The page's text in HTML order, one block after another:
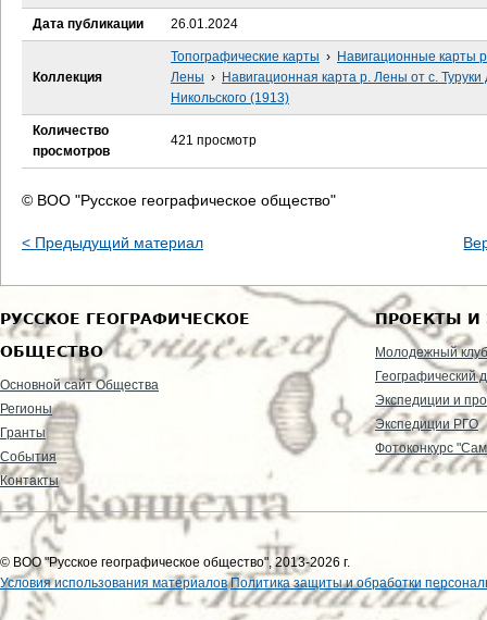
Дата публикации 26.01.2024
Коллекция
Топографические карты › Навигационные карты
Лены › Навигационная карта р. Лены от с. Туруки
Никольского (1913)
Количество
просмотров
421 просмотр
© ВОО "Русское географическое общество"
< Предыдущий материал
РУССКОЕ ГЕОГРАФИЧЕСКОЕ
ОБЩЕСТВО
Основной сайт Общества
Регионы
Гранты
События
Контакты
ПРОЕКТЫ И
Молодежный клуб
Географический
Экспедиции и
Экспедиции РГО
Фотоконкурс
© ВОО "Русское географическое общество", 2013-2026 г.
Условия использования материалов Политика защиты и обработки